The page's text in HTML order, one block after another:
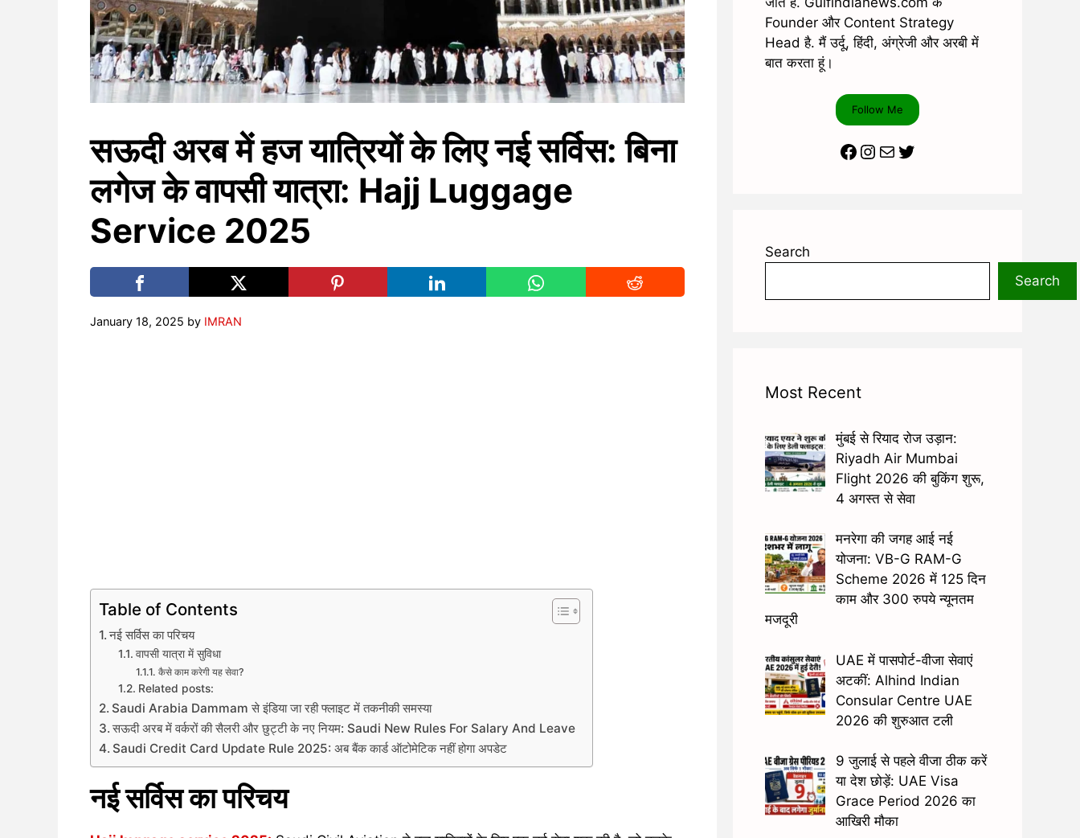
सऊदी अरब में हज यात्रियों के लिए नई सर्विस: बिना
लगेज के वापसी यात्रा: Hajj Luggage
Service 2025
January 18, 2025 by IMRAN
Table of Contents
नई सर्विस का परिचय
वापसी यात्रा में सुविधा
कैसे काम करेगी यह सेवा?
Related posts:
Saudi Arabia Dammam से इंडिया जा रही फ्लाइट में तकनीकी समस्या
सऊदी अरब में वर्करों की सैलरी और छुट्टी के नए नियम: Saudi New Rules For Salary And Leave
Saudi Credit Card Update Rule 2025: अब बैंक कार्ड ऑटोमेटिक नहीं होगा अपडेट
नई सर्विस का परिचय
Founder और Content Strategy
Head है. मैं उर्दू, हिंदी, अंग्रेजी और अरबी में
बात करता हूं।
Follow Me
Facebook
Instagram
MailTwitter
Search
Search
Most Recent
मुंबई से रियाद रोज उड़ान:
Riyadh Air Mumbai
Flight 2026 की बुकिंग शुरू,
4 अगस्त से सेवा
मनरेगा की जगह आई नई
योजना: VB-G RAM-G
Scheme 2026 में 125 दिन
काम और 300 रुपये न्यूनतम
मजदूरी
UAE में पासपोर्ट-वीजा सेवाएं
अटकीं: Alhind Indian
Consular Centre UAE
2026 की शुरुआत टली
9 जुलाई से पहले वीजा ठीक करें
या देश छोड़ें: UAE Visa
Grace Period 2026 का
आखिरी मौका